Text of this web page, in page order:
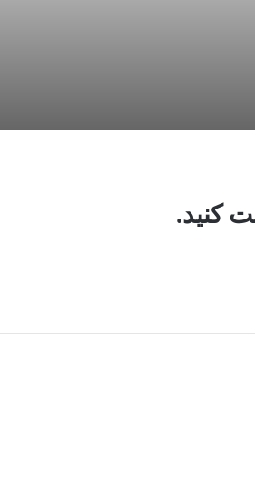
کنید.